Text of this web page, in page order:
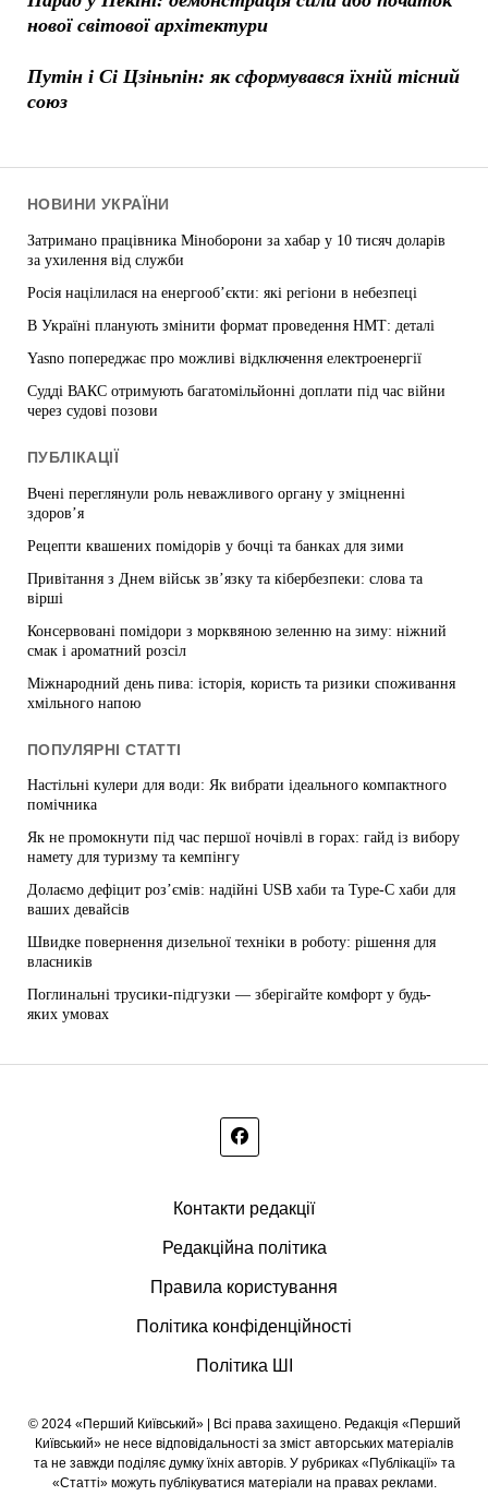
нової світової архітектури
Путін і Сі Цзіньпін: як сформувався їхній тісний
союз
НОВИНИ УКРАЇНИ
Затримано працівника Міноборони за хабар у 10 тисяч доларів
за ухилення від служби
Росія націлилася на енергооб’єкти: які регіони в небезпеці
В Україні планують змінити формат проведення НМТ: деталі
Yasno попереджає про можливі відключення електроенергії
Судді ВАКС отримують багатомільйонні доплати під час війни
через судові позови
ПУБЛІКАЦІЇ
Вчені переглянули роль неважливого органу у зміцненні
здоров’я
Рецепти квашених помідорів у бочці та банках для зими
Привітання з Днем військ зв’язку та кібербезпеки: слова та
вірші
Консервовані помідори з морквяною зеленню на зиму: ніжний
смак і ароматний розсіл
Міжнародний день пива: історія, користь та ризики споживання
хмільного напою
ПОПУЛЯРНІ СТАТТІ
Настільні кулери для води: Як вибрати ідеального компактного
помічника
Як не промокнути під час першої ночівлі в горах: гайд із вибору
намету для туризму та кемпінгу
Долаємо дефіцит роз’ємів: надійні USB хаби та Type-C хаби для
ваших девайсів
Швидке повернення дизельної техніки в роботу: рішення для
власників
Поглинальні трусики-підгузки — зберігайте комфорт у будь-
яких умовах
Контакти редакції
Редакційна політика
Правила користування
Політика конфіденційності
Політика ШІ
© 2024 «Перший Київський» | Всі права захищено. Редакція «Перший
Київський» не несе відповідальності за зміст авторських матеріалів
та не завжди поділяє думку їхніх авторів. У рубриках «Публікації» та
«Статті» можуть публікуватися матеріали на правах реклами.